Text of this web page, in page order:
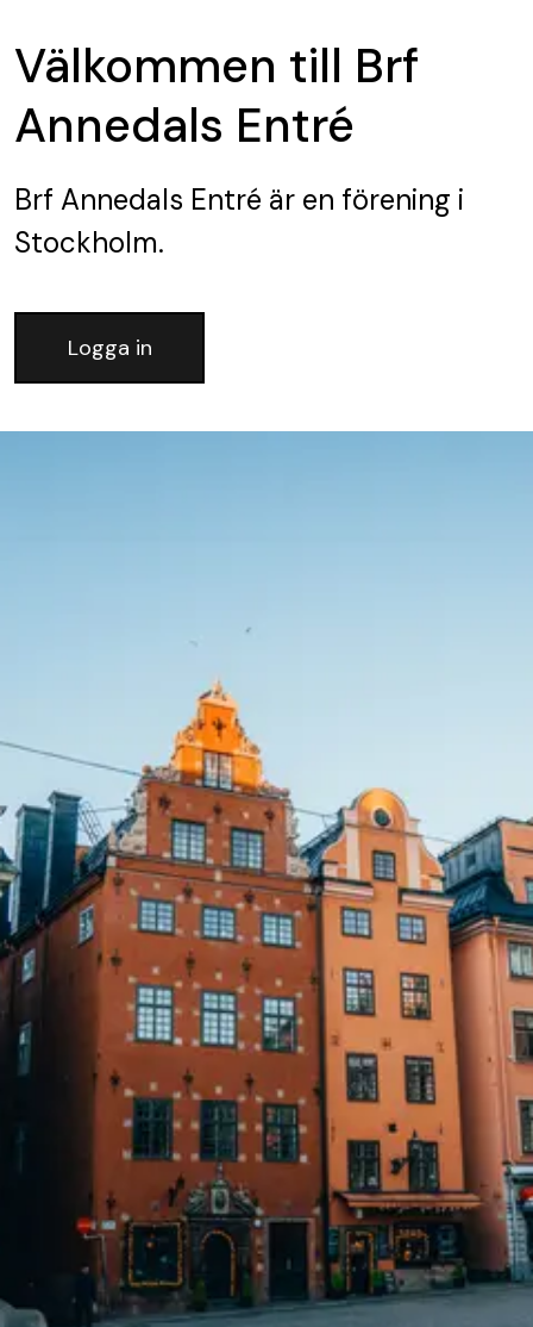
Välkommen till Brf
Annedals Entré
Brf Annedals Entré är en förening i
Stockholm.
Logga in